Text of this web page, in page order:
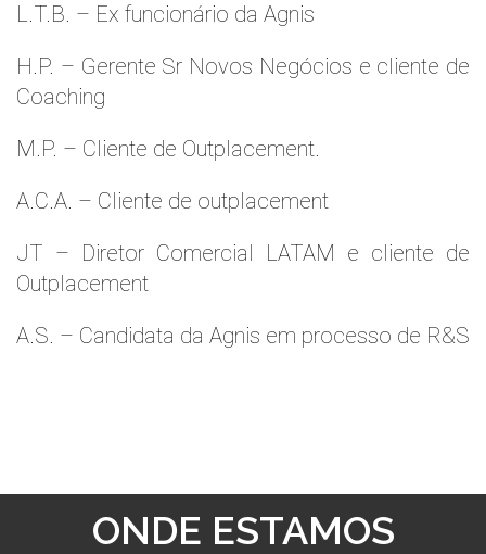
L.T.B. – Ex funcionário da Agnis
H.P. – Gerente Sr Novos Negócios e cliente de
Coaching
M.P. – Cliente de Outplacement.
A.C.A. – Cliente de outplacement
JT – Diretor Comercial LATAM e cliente de
Outplacement
A.S. – Candidata da Agnis em processo de R&S
ONDE ESTAMOS